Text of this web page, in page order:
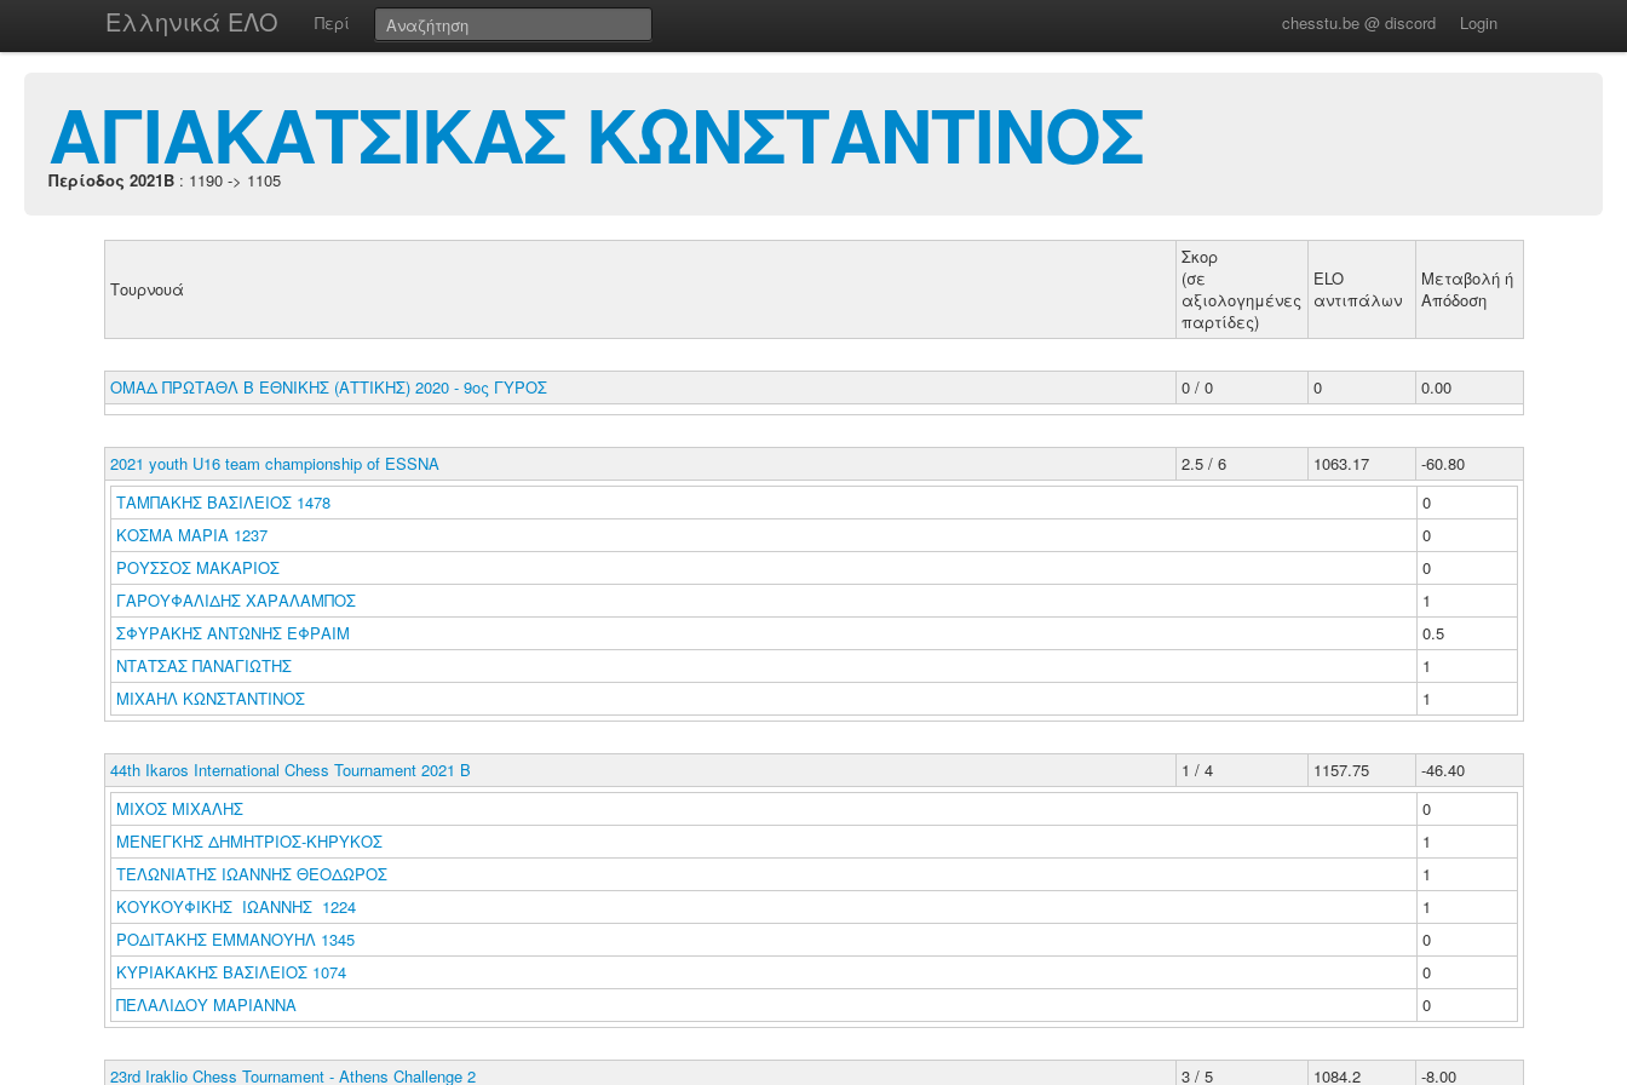
Ελληνικά ΕΛΟ Περί chesstu.be @ discord Login
ΑΓΙΑΚΑΤΣΙΚΑΣ ΚΩΝΣΤΑΝΤΙΝΟΣ
Περίοδος 2021B : 1190 -> 1105
Τουρνουά
Σκορ
(σε
αξιολογημένες
παρτίδες)
ELO
αντιπάλων
Μεταβολή ή
Απόδοση
ΟΜΑΔ ΠΡΩΤΑΘΛ Β ΕΘΝΙΚΗΣ (ΑΤΤΙΚΗΣ) 2020 - 9ος ΓΥΡΟΣ 0 / 0 0 0.00
2021 youth U16 team championship of ESSNA 2.5 / 6 1063.17
-60.80
ΤΑΜΠΑΚΗΣ ΒΑΣΙΛΕΙΟΣ 1478
0
ΚΟΣΜΑ ΜΑΡΙΑ 1237
0
ΡΟΥΣΣΟΣ ΜΑΚΑΡΙΟΣ
0
ΓΑΡΟΥΦΑΛΙΔΗΣ ΧΑΡΑΛΑΜΠΟΣ
1
ΣΦΥΡΑΚΗΣ ΑΝΤΩΝΗΣ ΕΦΡΑΙΜ
0.5
ΝΤΑΤΣΑΣ ΠΑΝΑΓΙΩΤΗΣ
1
ΜΙΧΑΗΛ ΚΩΝΣΤΑΝΤΙΝΟΣ
1
44th Ikaros International Chess Tournament 2021 Β 1 / 4 1157.75
-46.40
ΜΙΧΟΣ ΜΙΧΑΛΗΣ
0
ΜΕΝΕΓΚΗΣ ΔΗΜΗΤΡΙΟΣ-ΚΗΡΥΚΟΣ
1
ΤΕΛΩΝΙΑΤΗΣ ΙΩΑΝΝΗΣ ΘΕΟΔΩΡΟΣ
1
ΚΟΥΚΟΥΦΙΚΗΣ ΙΩΑΝΝΗΣ 1224
1
ΡΟΔΙΤΑΚΗΣ ΕΜΜΑΝΟΥΗΛ 1345
0
ΚΥΡΙΑΚΑΚΗΣ ΒΑΣΙΛΕΙΟΣ 1074
0
ΠΕΛΑΛΙΔΟΥ ΜΑΡΙΑΝΝΑ
0
23rd Iraklio Chess Tournament - Athens Challenge 2 3 / 5 1084.2 -8.00